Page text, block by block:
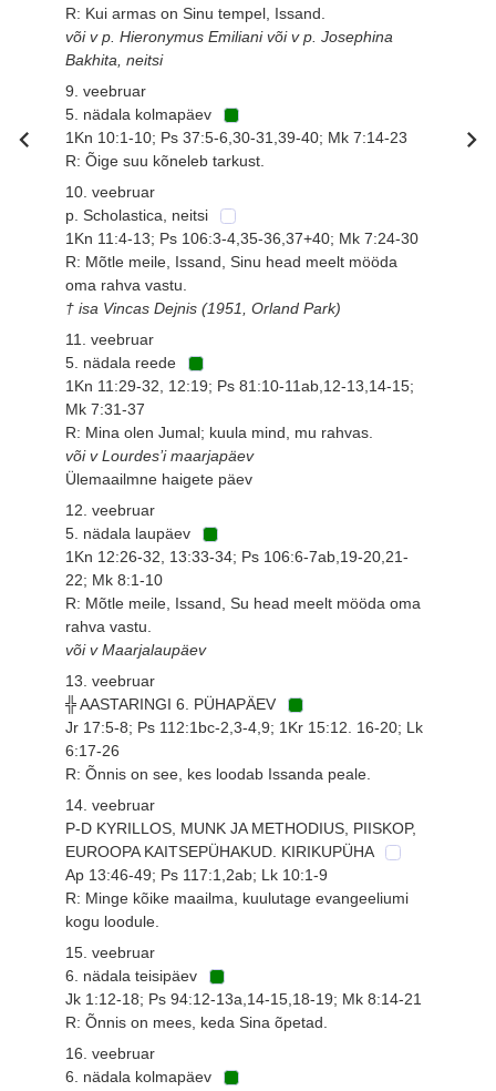
R: Kui armas on Sinu tempel, Issand.
või v p. Hieronymus Emiliani või v p. Josephina
Bakhita, neitsi
9. veebruar
5. nädala kolmapäev
1Kn 10:1-10; Ps 37:5-6,30-31,39-40; Mk 7:14-23
R: Õige suu kõneleb tarkust.
10. veebruar
p. Scholastica, neitsi
1Kn 11:4-13; Ps 106:3-4,35-36,37+40; Mk 7:24-30
R: Mõtle meile, Issand, Sinu head meelt mööda
oma rahva vastu.
† isa Vincas Dejnis (1951, Orland Park)
11. veebruar
5. nädala reede
1Kn 11:29-32, 12:19; Ps 81:10-11ab,12-13,14-15;
Mk 7:31-37
R: Mina olen Jumal; kuula mind, mu rahvas.
või v Lourdes’i maarjapäev
Ülemaailmne haigete päev
12. veebruar
5. nädala laupäev
1Kn 12:26-32, 13:33-34; Ps 106:6-7ab,19-20,21-
22; Mk 8:1-10
R: Mõtle meile, Issand, Su head meelt mööda oma
rahva vastu.
või v Maarjalaupäev
13. veebruar
╬ AASTARINGI 6. PÜHAPÄEV
Jr 17:5-8; Ps 112:1bc-2,3-4,9; 1Kr 15:12. 16-20; Lk
6:17-26
R: Õnnis on see, kes loodab Issanda peale.
14. veebruar
P-D KYRILLOS, MUNK JA METHODIUS, PIISKOP,
EUROOPA KAITSEPÜHAKUD. KIRIKUPÜHA
Ap 13:46-49; Ps 117:1,2ab; Lk 10:1-9
R: Minge kõike maailma, kuulutage evangeeliumi
kogu loodule.
15. veebruar
6. nädala teisipäev
Jk 1:12-18; Ps 94:12-13a,14-15,18-19; Mk 8:14-21
R: Õnnis on mees, keda Sina õpetad.
16. veebruar
6. nädala kolmapäev